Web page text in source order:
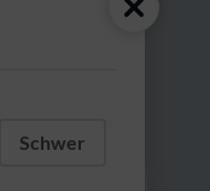
Schwer